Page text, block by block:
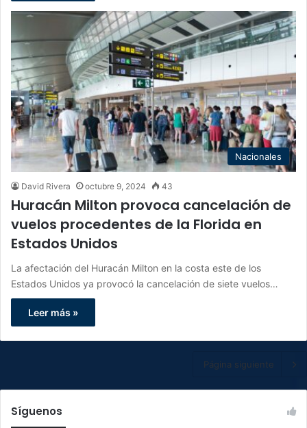
Nacionales
David Rivera octubre 9, 2024 43
Huracán Milton provoca cancelación de
vuelos procedentes de la Florida en
Estados Unidos
La afectación del Huracán Milton en la costa este de los
Estados Unidos ya provocó la cancelación de siete vuelos…
Leer más »
Página siguiente
Síguenos